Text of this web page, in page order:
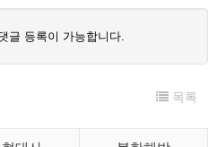
글 등록이 가능합니다.
목록